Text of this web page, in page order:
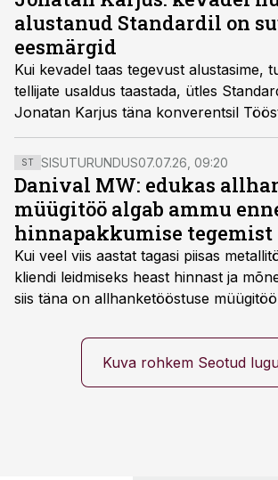
alustanud Standardil on
eesmärgid
Kui kevadel taas tegevust alustasime,
tellijate usaldus taastada, ütles
Jonatan Karjus täna konverentsil
2024.
ST SISUTURUNDUS07.07.26, 09:20
Danival MW: edukas
müügitöö algab ammu
hinnapakkumise tegemist
Kui veel viis aastat tagasi piisas
kliendi leidmiseks heast hinnast ja
siis täna on allhanketööstuse
kasvanud, kliendid kaaluvad otsuseid
ning partnerit ei valita enam ainult
või hinnakirja järgi.
Kuva rohkem Seotud